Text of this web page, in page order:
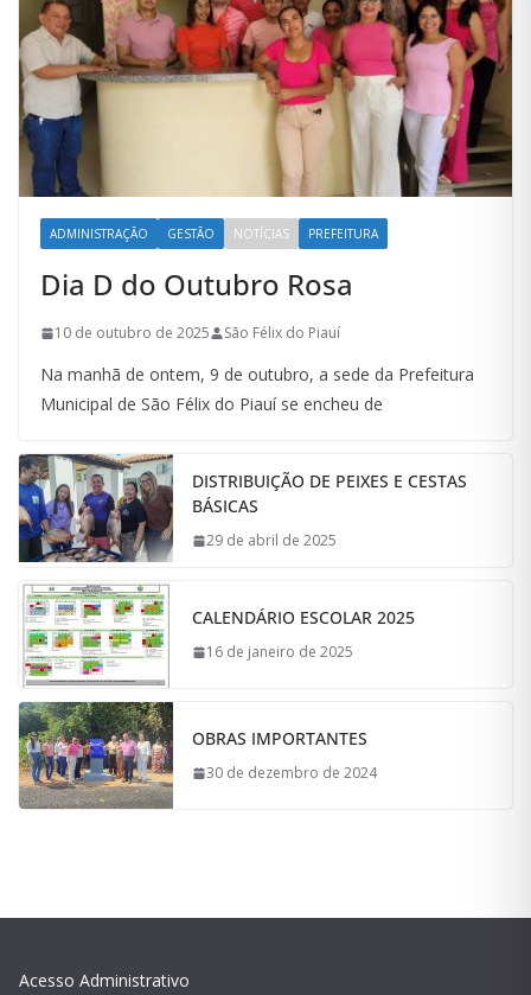
ADMINISTRAÇÃO GESTÃO NOTÍCIAS PREFEITURA
Dia D do Outubro Rosa
10 de outubro de 2025 São Félix do Piauí
Na manhã de ontem, 9 de outubro, a sede da Prefeitura
Municipal de São Félix do Piauí se encheu de
DISTRIBUIÇÃO DE PEIXES E CESTAS
BÁSICAS
29 de abril de 2025
CALENDÁRIO ESCOLAR 2025
16 de janeiro de 2025
OBRAS IMPORTANTES
30 de dezembro de 2024
Acesso Administrativo